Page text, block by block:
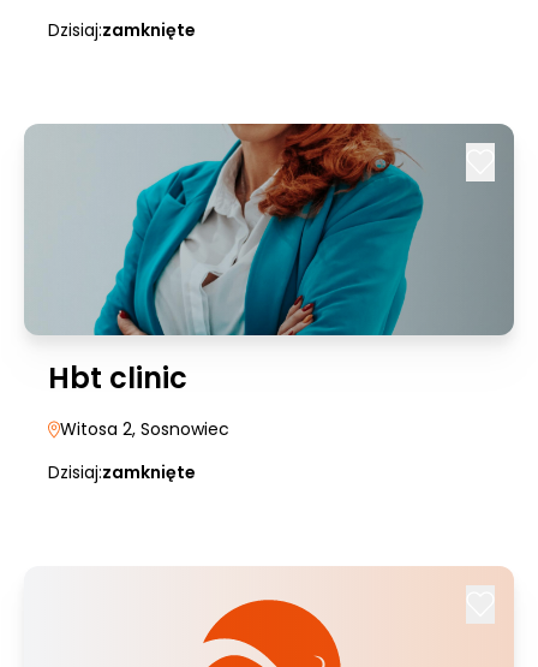
Dzisiaj:zamknięte
Hbt clinic
Witosa 2, Sosnowiec
Dzisiaj:zamknięte